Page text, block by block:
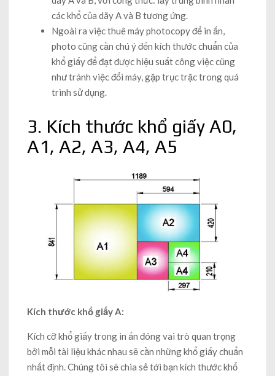
các khổ của dãy A và B tương ứng.
Ngoài ra việc thuê máy photocopy để in ấn,
photo cũng cần chú ý đến kích thước chuẩn của
khổ giấy để đạt được hiệu suất công việc cũng
như tránh việc đổi máy, gặp trục trặc trong quá
trình sử dụng.
3. Kích thước khổ giấy A0,
A1, A2, A3, A4, A5
Kích thước khổ giấy A:
Kích cỡ khổ giấy trong in ấn đóng vai trò quan trọng
bởi mỗi tài liệu khác nhau sẽ cần những khổ giấy chuẩn
nhất định. Chúng tôi sẽ chia sẻ tới bạn kích thước khổ